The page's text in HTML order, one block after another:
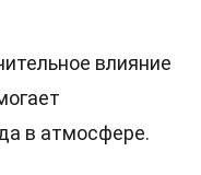
влияние
в атмосфере.